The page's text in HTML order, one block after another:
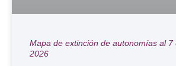
Mapa de extinción de autonomías al 7
2026